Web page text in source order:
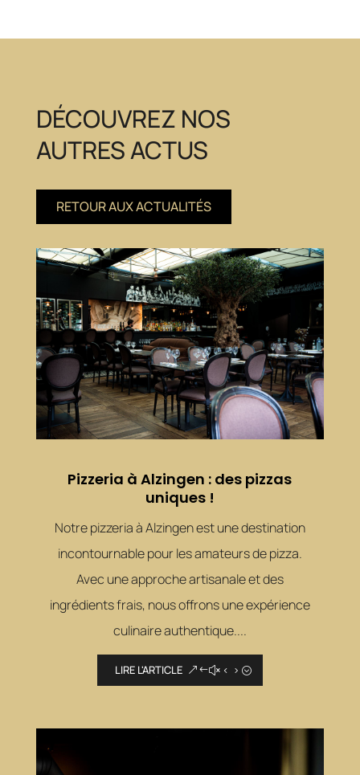
DÉCOUVREZ NOS
AUTRES ACTUS
RETOUR AUX ACTUALITÉS
Pizzeria à Alzingen : des pizzas
uniques !
Notre pizzeria à Alzingen est une destination
incontournable pour les amateurs de pizza.
Avec une approche artisanale et des
ingrédients frais, nous offrons une expérience
culinaire authentique....
LIRE L'ARTICLE